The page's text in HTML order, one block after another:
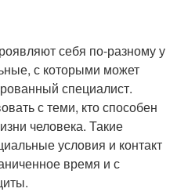
себя по-разному у
с которыми может
специалист.
с теми, кто способен
человека. Такие
условия и контакт
время и с